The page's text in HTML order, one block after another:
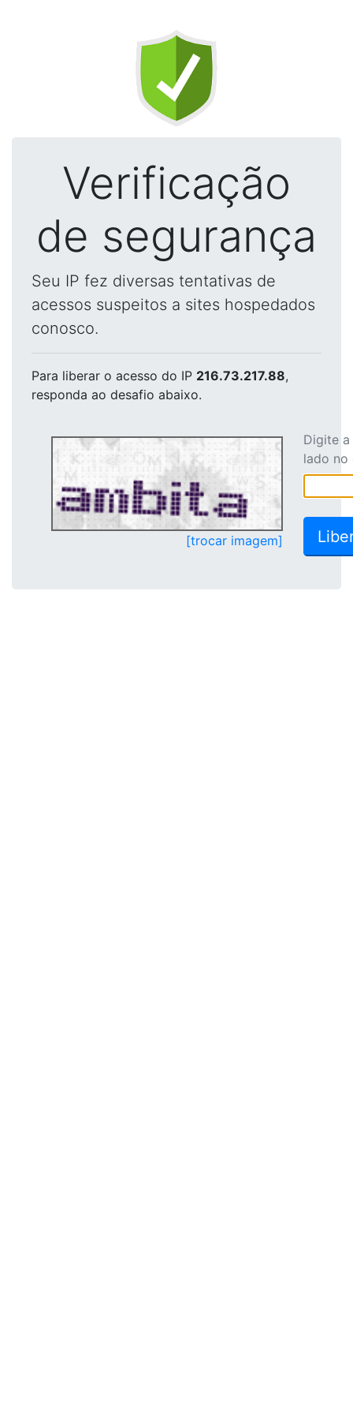
Verificação
de segurança
Seu IP fez diversas tentativas de
acessos suspeitos a sites hospedados
conosco.
Para liberar o acesso do IP 216.73.217.88,
responda ao desafio abaixo.
[trocar imagem]
Digite
lado no